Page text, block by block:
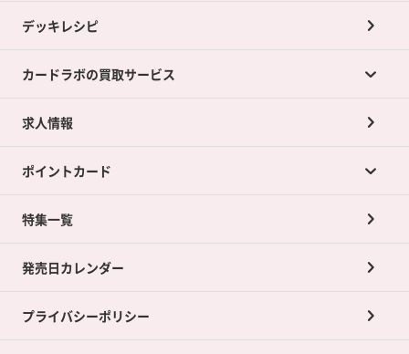
デッキレシピ
カードラボの買取サービス
カードラボの買取サービスTOP
店舗買取について
ネット買取について
買取承諾書について
求人情報
ポイントカード
ポイントカードTOP
ポイント交換景品
特集一覧
発売日カレンダー
プライバシーポリシー